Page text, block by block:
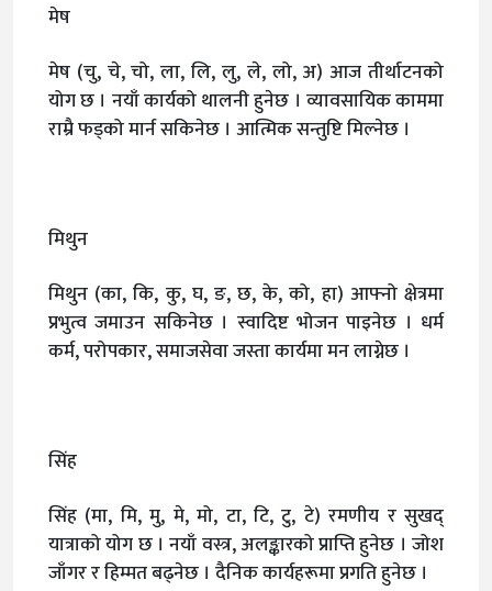
मेष
मेष (चु, चे, चो, ला, लि, लु, ले, लो, अ) आज तीर्थाटनको
योग छ । नयाँ कार्यको थालनी हुनेछ । व्यावसायिक काममा
राम्रै फड्को मार्न सकिनेछ । आत्मिक सन्तुष्टि मिल्नेछ ।
मिथुन
मिथुन (का, कि, कु, घ, ङ, छ, के, को, हा) आफ्नो क्षेत्रमा
प्रभुत्व जमाउन सकिनेछ । स्वादिष्ट भोजन पाइनेछ । धर्म
कर्म, परोपकार, समाजसेवा जस्ता कार्यमा मन लाग्नेछ ।
सिंह
सिंह (मा, मि, मु, मे, मो, टा, टि, टु, टे) रमणीय र सुखद्
यात्राको योग छ । नयाँ वस्त्र, अलङ्कारको प्राप्ति हुनेछ । जोश
जाँगर र हिम्मत बढ्नेछ । दैनिक कार्यहरूमा प्रगति हुनेछ ।